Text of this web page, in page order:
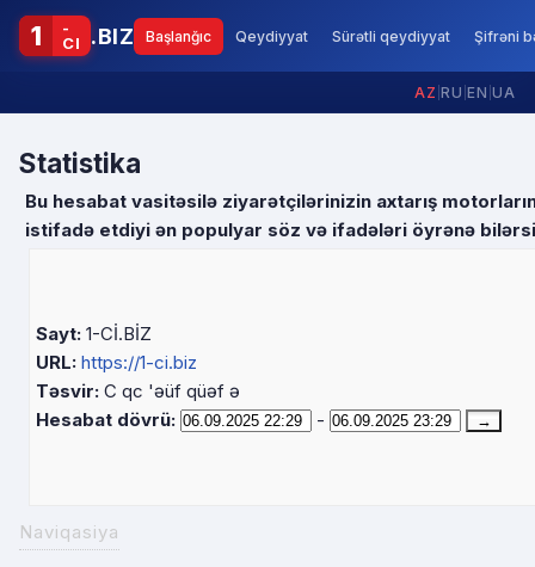
1
-
CI
.BIZ Başlanğıc Qeydiyyat Sürətli qeydiyyat Şifrəni
AZ RU EN UA
Statistika
Bu hesabat vasitəsilə ziyarətçilərinizin axtarış
istifadə etdiyi ən populyar söz və ifadələri öyrənə
Sayt: 1-Cİ.BİZ
URL: https://1-ci.biz
Təsvir: C qc 'əüf qüəf ə
Hesabat dövrü:
-
Naviqasiya